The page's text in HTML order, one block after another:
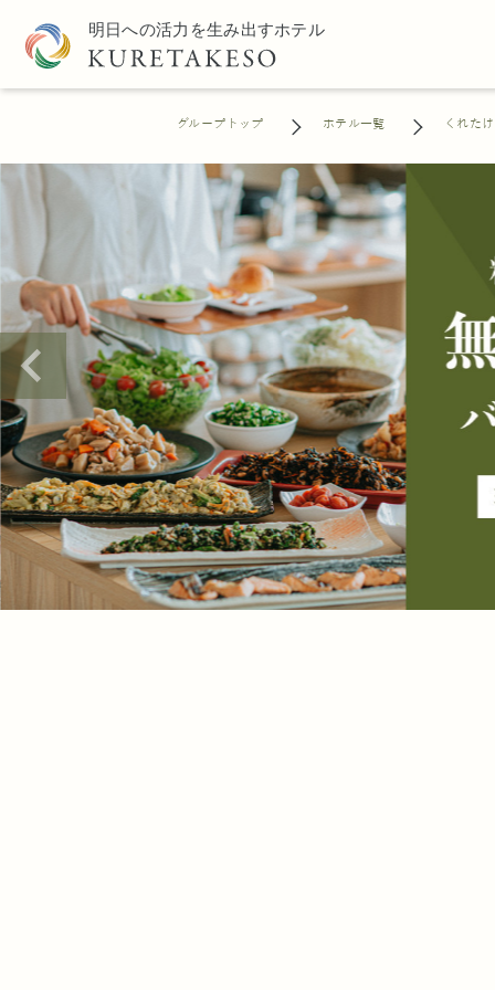
グループトップ ホテル一覧 くれた